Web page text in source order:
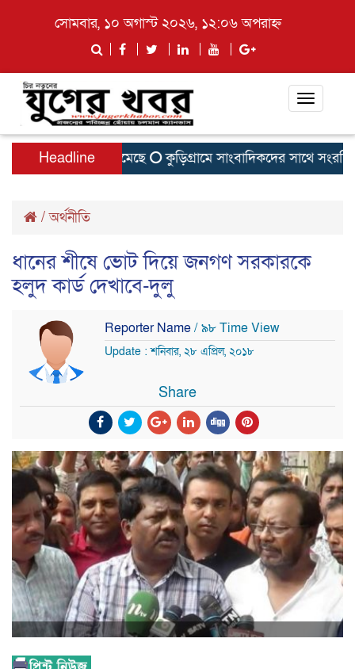
সোমবার, ১০ অগাস্ট ২০২৬, ১২:০৬ অপরাহ্ন
Toggle
Headline
ও জিপিএ–৫ কমেছে কুড়িগ্রামে সাংবাদিকদের সাথে সংরক্ষিত
/অর্থনীতি
ধানের শীষে ভোট দিয়ে জনগণ সরকারকে
হলুদ কার্ড দেখাবে-দুলু
Reporter Name/ ৯৮ Time View
Update : শনিবার, ২৮ এপ্রিল, ২০১৮
Share